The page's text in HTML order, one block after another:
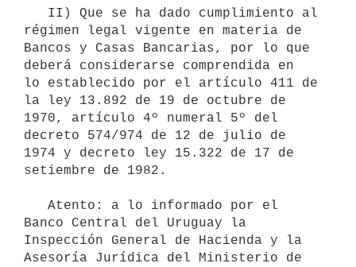
régimen legal vigente en materia de
Bancos y Casas Bancarias, por lo que
deberá considerarse comprendida en
lo establecido por el artículo 411 de
la ley 13.892 de 19 de octubre de
1970, artículo 4º numeral 5º del
decreto 574/974 de 12 de julio de
1974 y decreto ley 15.322 de 17 de
setiembre de 1982.
Banco Central del Uruguay la
Inspección General de Hacienda y la
Asesoría Jurídica del Ministerio de